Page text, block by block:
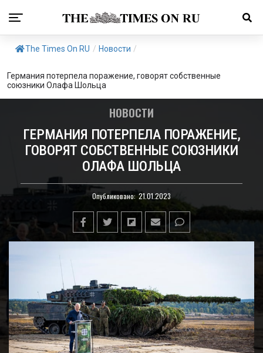
The Times On RU / Новости /
Германия потерпела поражение, говорят собственные
союзники Олафа Шольца
НОВОСТИ
ГЕРМАНИЯ ПОТЕРПЕЛА ПОРАЖЕНИЕ,
ГОВОРЯТ СОБСТВЕННЫЕ СОЮЗНИКИ
ОЛАФА ШОЛЬЦА
Опубликовано: 21.01.2023